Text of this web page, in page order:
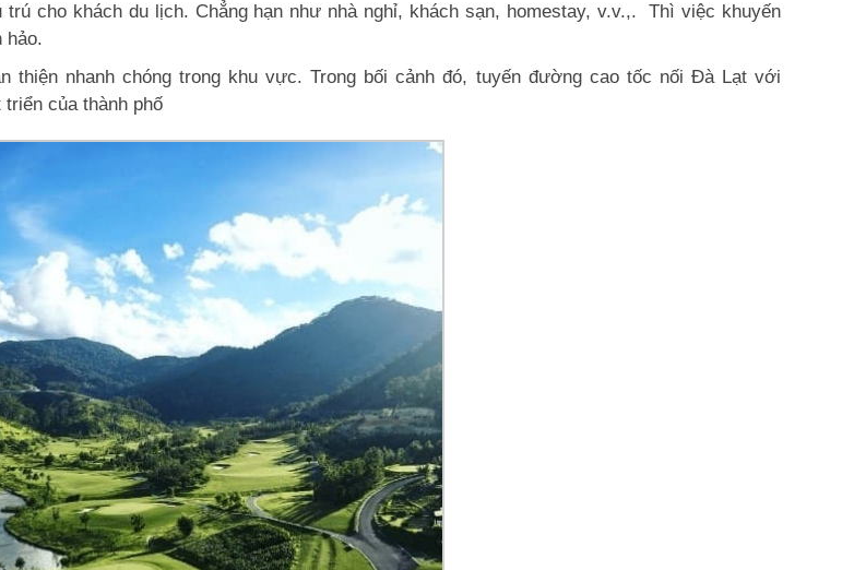
cho khách du lịch. Chẳng hạn như nhà nghỉ, khách sạn, homestay, v.v.,. Thì việc khuyến
hảo.
nhanh chóng trong khu vực. Trong bối cảnh đó, tuyến đường cao tốc nối Đà Lạt với
của thành phố